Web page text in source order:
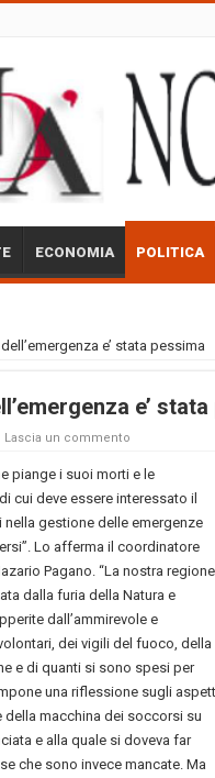
ECONOMIA POLITICA
e’ stata pessima
e’
Lascia un commento
piange i suoi morti e le
cui deve essere interessato il
nella gestione delle emergenze
Lo afferma il coordinatore
Pagano. “La nostra regione
dalla furia della Natura e
dall’ammirevole e
dei vigili del fuoco, della
e di quanti si sono spesi per
una riflessione sugli
macchina dei soccorsi su
e alla quale si doveva far
che sono invece mancate. Ma